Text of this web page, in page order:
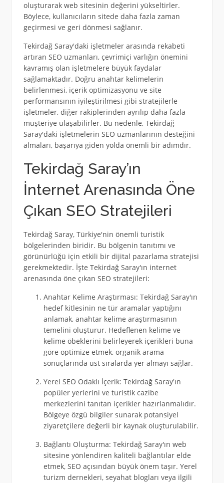
oluşturarak web sitesinin değerini yükseltirler.
Böylece, kullanıcıların sitede daha fazla zaman
geçirmesi ve geri dönmesi sağlanır.
Tekirdağ Saray'daki işletmeler arasında rekabeti
artıran SEO uzmanları, çevrimiçi varlığın önemini
kavramış olan işletmelere büyük faydalar
sağlamaktadır. Doğru anahtar kelimelerin
belirlenmesi, içerik optimizasyonu ve site
performansının iyileştirilmesi gibi stratejilerle
işletmeler, diğer rakiplerinden ayrılıp daha fazla
müşteriye ulaşabilirler. Bu nedenle, Tekirdağ
Saray'daki işletmelerin SEO uzmanlarının desteğini
almaları, başarıya giden yolda önemli bir adımdır.
Tekirdağ Saray’ın
İnternet Arenasında Öne
Çıkan SEO Stratejileri
Tekirdağ Saray, Türkiye'nin önemli turistik
bölgelerinden biridir. Bu bölgenin tanıtımı ve
görünürlüğü için etkili bir dijital pazarlama stratejisi
gerekmektedir. İşte Tekirdağ Saray'ın internet
arenasında öne çıkan SEO stratejileri:
Anahtar Kelime Araştırması: Tekirdağ Saray'ın
hedef kitlesinin ne tür aramalar yaptığını
anlamak, anahtar kelime araştırmasının
temelini oluşturur. Hedeflenen kelime ve
kelime öbeklerini belirleyerek içerikleri buna
göre optimize etmek, organik arama
sonuçlarında üst sıralarda yer almayı sağlar.
Yerel SEO Odaklı İçerik: Tekirdağ Saray'ın
popüler yerlerini ve turistik cazibe
merkezlerini tanıtan içerikler hazırlanmalıdır.
Bölgeye özgü bilgiler sunarak potansiyel
ziyaretçilere değerli bir kaynak oluşturulabilir.
Bağlantı Oluşturma: Tekirdağ Saray'ın web
sitesine yönlendiren kaliteli bağlantılar elde
etmek, SEO açısından büyük önem taşır. Yerel
turizm dernekleri, seyahat blogları veya ilgili